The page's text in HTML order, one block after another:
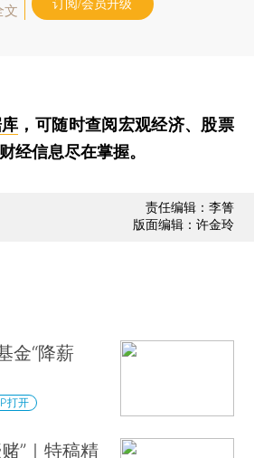
文
订阅/会员升级
，可随时查阅宏观经济、股票
经信息尽在掌握。
责任编辑：李箐
版面编辑：许金玲
金“降薪
打开
”｜特稿精